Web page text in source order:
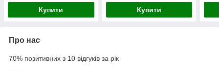
Купити Купити
Про нас
70% позитивних з 10 відгуків за рік